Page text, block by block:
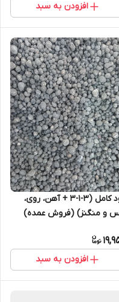
افزودن به سبد
کود کامل (3-1-3 + آهن، روی،
و منگنز) (فروش عمده)
افزودن به سبد